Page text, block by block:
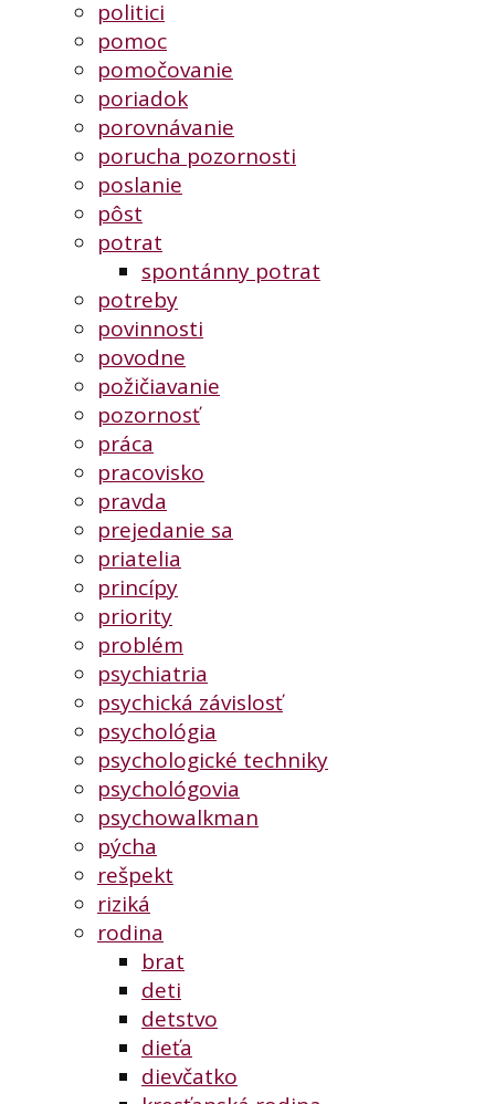
politici
pomoc
pomočovanie
poriadok
porovnávanie
porucha pozornosti
poslanie
pôst
potrat
spontánny potrat
potreby
povinnosti
povodne
požičiavanie
pozornosť
práca
pracovisko
pravda
prejedanie sa
priatelia
princípy
priority
problém
psychiatria
psychická závislosť
psychológia
psychologické techniky
psychológovia
psychowalkman
pýcha
rešpekt
riziká
rodina
brat
deti
detstvo
dieťa
dievčatko